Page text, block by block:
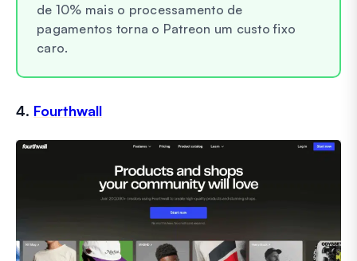
de 10% mais o processamento de
pagamentos torna o Patreon um custo fixo
caro.
4. Fourthwall